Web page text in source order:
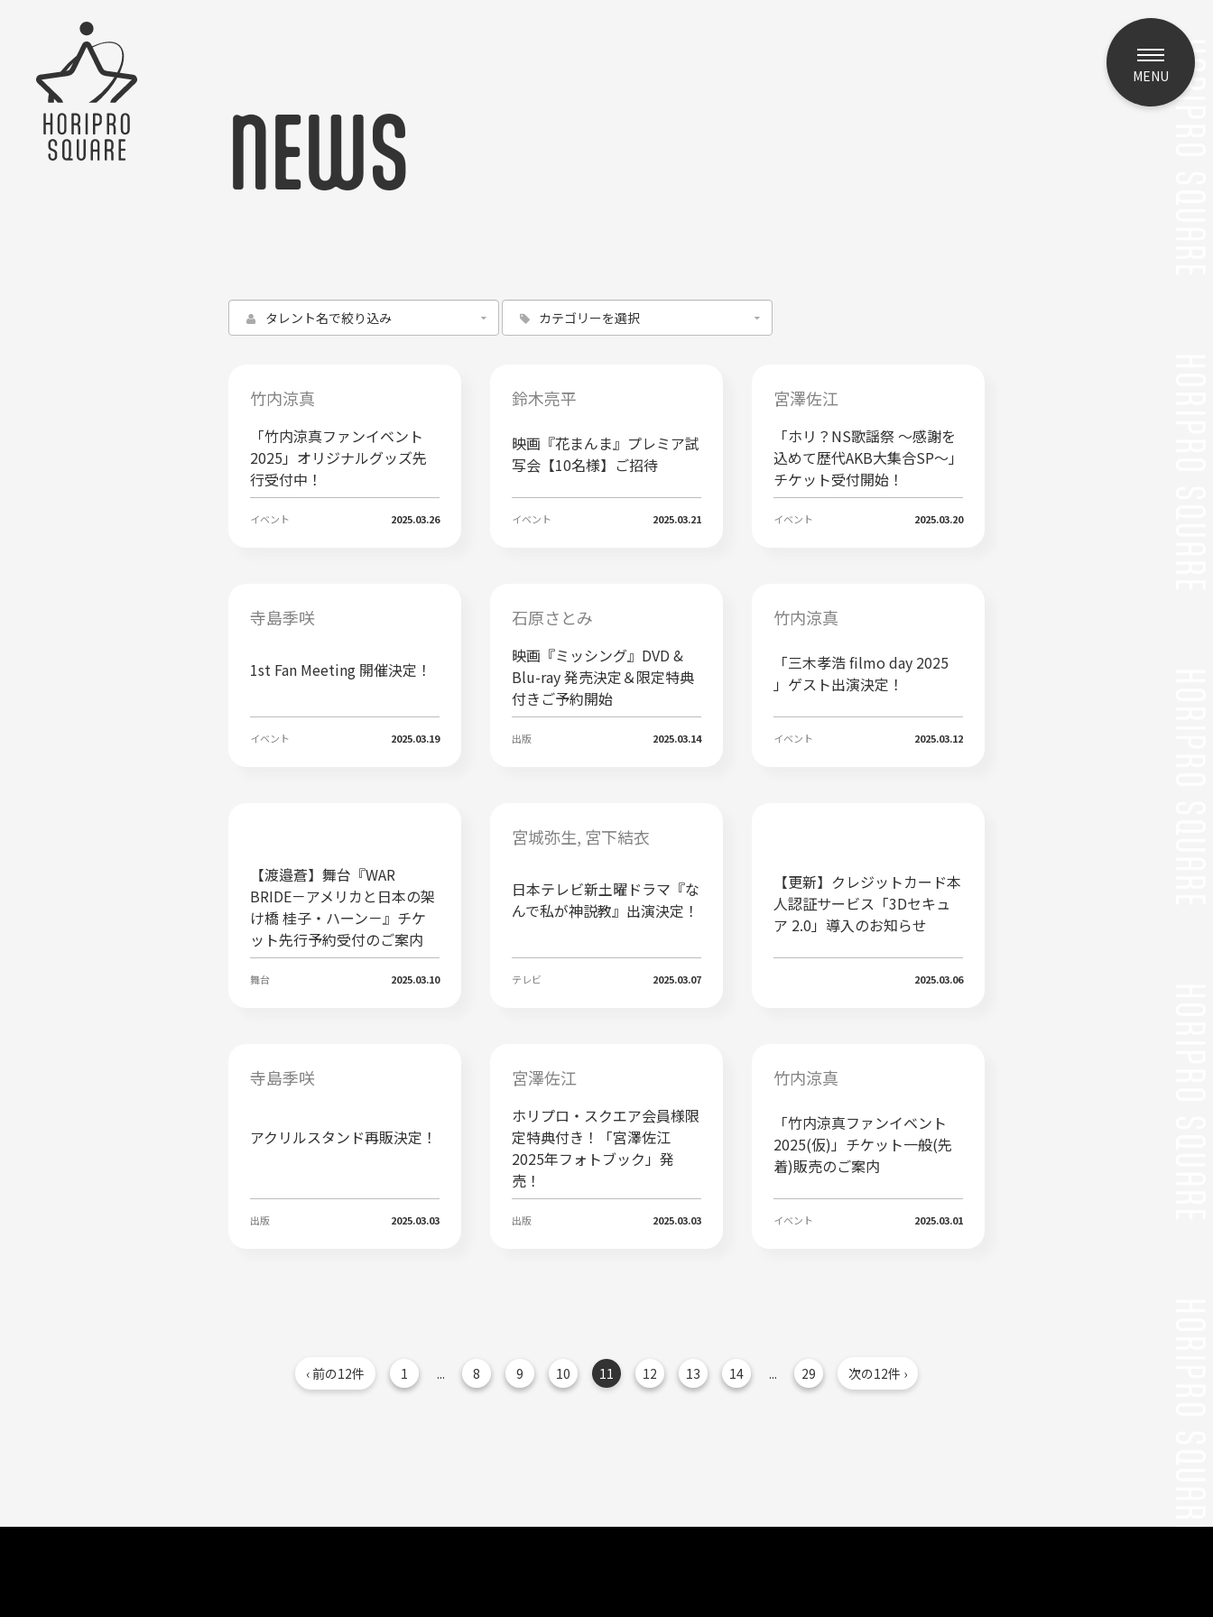
MENU
NEWS
竹内涼真
「竹内涼真ファンイベント
2025」オリジナルグッズ先
行受付中！
イベント 2025.03.26
鈴木亮平
映画『花まんま』プレミア試
写会【10名様】ご招待
イベント 2025.03.21
宮澤佐江
「ホリ？NS歌謡祭 ～感謝を
込めて歴代AKB大集合SP～」
チケット受付開始！
イベント 2025.03.20
寺島季咲
1st Fan Meeting 開催決定！
イベント 2025.03.19
石原さとみ
映画『ミッシング』DVD &
Blu-ray 発売決定＆限定特典
付きご予約開始
出版 2025.03.14
竹内涼真
「三木孝浩 filmo day 2025
」ゲスト出演決定！
イベント 2025.03.12
【渡邉蒼】舞台『WAR
BRIDE－アメリカと日本の架
け橋 桂子・ハーン－』チケ
ット先行予約受付のご案内
舞台 2025.03.10
宮城弥生 宮下結衣
日本テレビ新土曜ドラマ『な
んで私が神説教』出演決定！
テレビ 2025.03.07
【更新】クレジットカード本
人認証サービス「3Dセキュ
ア 2.0」導入のお知らせ
2025.03.06
寺島季咲
アクリルスタンド再販決定！
出版 2025.03.03
宮澤佐江
ホリプロ・スクエア会員様限
定特典付き！「宮澤佐江
2025年フォトブック」発
売！
出版 2025.03.03
竹内涼真
「竹内涼真ファンイベント
2025(仮)」チケット一般(先
着)販売のご案内
イベント 2025.03.01
‹ 前の12件 1 ... 8 9 10 11 12 13 14 ... 29 次の12件 ›